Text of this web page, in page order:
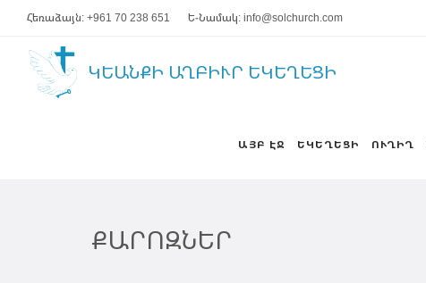
Հեռաձայն: +961 70 238 651 Ե-Նամակ: info@solchurch.com
ԿԵԱՆՔԻ ԱՂԲԻՒՐ ԵԿԵՂԵՑԻ
ԱՅԲ ԷՋ ԵԿԵՂԵՑԻ ՈՒՂԻՂ
ՔԱՐՈԶՆԵՐ